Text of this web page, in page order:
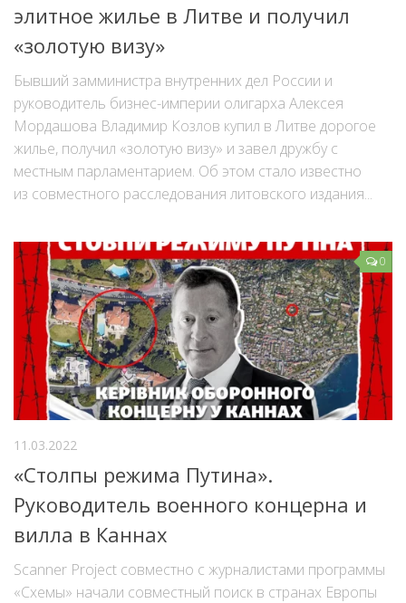
элитное жилье в Литве и получил
«золотую визу»
Бывший замминистра внутренних дел России и
руководитель бизнес-империи олигарха Алексея
Мордашова Владимир Козлов купил в Литве дорогое
жилье, получил «золотую визу» и завел дружбу с
местным парламентарием. Об этом стало известно
из совместного расследования литовского издания...
0
11.03.2022
«Столпы режима Путина».
Руководитель военного концерна и
вилла в Каннах
Scanner Project совместно с журналистами программы
«Схемы» начали совместный поиск в странах Европы